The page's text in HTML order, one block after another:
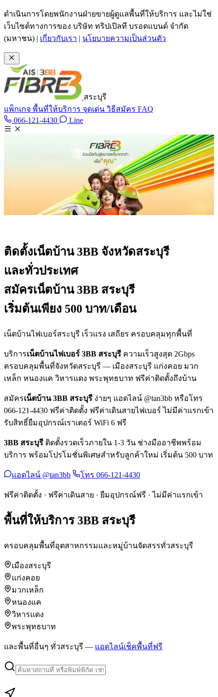
ข้ามไปเนื้อหาหลัก
ดำเนินการโดยพนักงานฝ่ายขายผู้ดูแลพื้นที่ให้บริการ และไม่ใช่
เว็บไซต์ทางการของ บริษัท ทริปเปิลที บรอดแบนด์ จำกัด
(มหาชน) | เกี่ยวกับเรา | นโยบายความเป็นส่วนตัว
สระบุรี
แพ็กเกจ พื้นที่ให้บริการ จุดเด่น วิธีสมัคร FAQ
066-121-4430 โทร 066-121-4430
LineLine @tan3bb
ติดตั้งเน็ตบ้าน 3BB จังหวัดสระบุรี
และทั่วประเทศ
สมัครเน็ตบ้าน 3BB สระบุรี
เริ่มต้นเพียง 500 บาท/เดือน
เน็ตบ้านไฟเบอร์สระบุรี เร็วแรง เสถียร ครอบคลุมทุกพื้นที่
บริการเน็ตบ้านไฟเบอร์ 3BB สระบุรี ความเร็วสูงสุด 2Gbps
ครอบคลุมพื้นที่จังหวัดสระบุรี — เมืองสระบุรี แก่งคอย มวก
เหล็ก หนองแค วิหารแดง พระพุทธบาท ฟรีค่าติดตั้งถึงบ้าน
สมัครเน็ตบ้าน 3BB สระบุรี ง่ายๆ แอดไลน์ @tan3bb หรือโทร
066-121-4430 ฟรีค่าติดตั้ง ฟรีค่าเดินสายไฟเบอร์ ไม่มีค่าแรกเข้า
รับสิทธิ์ยืมอุปกรณ์เราเตอร์ WiFi 6 ฟรี
3BB สระบุรี ติดตั้งรวดเร็วภายใน 1-3 วัน ช่างมืออาชีพพร้อม
บริการ พร้อมโปรโมชั่นพิเศษสำหรับลูกค้าใหม่ เริ่มต้น 500 บาท
แอดไลน์ @tan3bb โทร 066-121-4430
ฟรีค่าติดตั้ง · ฟรีค่าเดินสาย · ยืมอุปกรณ์ฟรี · ไม่มีค่าแรกเข้า
พื้นที่ให้บริการ 3BB สระบุรี
ครอบคลุมพื้นที่อุตสาหกรรมและหมู่บ้านจัดสรรทั่วสระบุรี
เมืองสระบุรี
แก่งคอย
มวกเหล็ก
หนองแค
วิหารแดง
พระพุทธบาท
และพื้นที่อื่นๆ ทั่วสระบุรี — แอดไลน์เช็คพื้นที่ฟรี
+